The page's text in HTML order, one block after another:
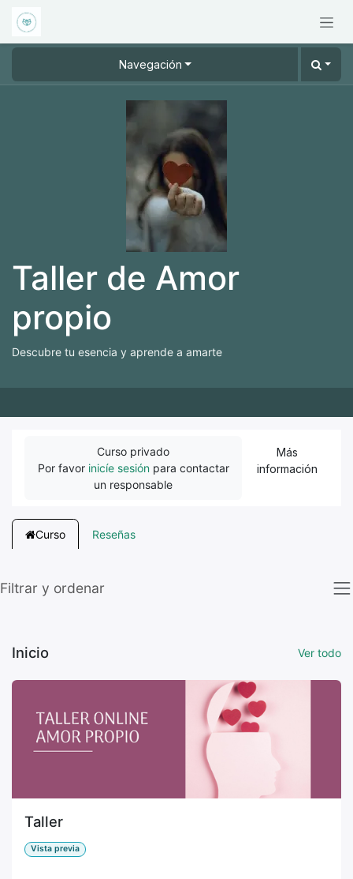
Navegación
Taller de Amor
propio
Descubre tu esencia y aprende a amarte
Curso privado
Por favor inicíe sesiónpara contactar
un responsable
Más
información
Curso Reseñas
Filtrar y ordenar
Inicio Ver todo
Taller
Vista previa